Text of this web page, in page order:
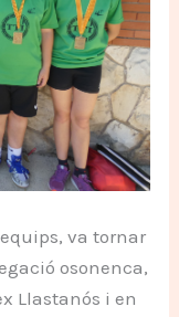
va tornar
osonenca,
Llastanós i en